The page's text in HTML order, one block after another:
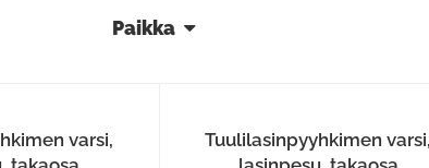
Paikka
varsi,
Tuulilasinpyyhkimen varsi,